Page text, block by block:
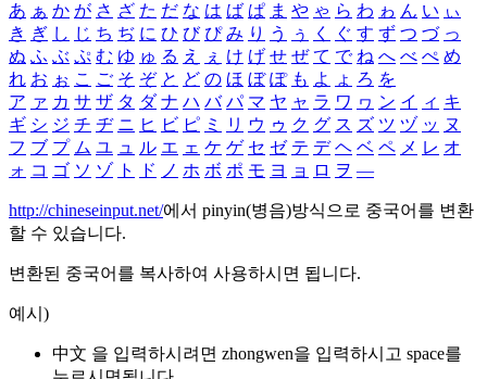
あ ぁ か が さ ざ た だ な は ば ぱ ま や ゃ ら わ ゎ ん い ぃ
き ぎ し じ ち ぢ に ひ び ぴ み り う ぅ く ぐ す ず つ づ っ
ぬ ふ ぶ ぷ む ゆ ゅ る え ぇ け げ せ ぜ て で ね へ べ ぺ め
れ お ぉ こ ご そ ぞ と ど の ほ ぼ ぽ も よ ょ ろ を
ア ァ カ サ ザ タ ダ ナ ハ バ パ マ ヤ ャ ラ ワ ヮ ン イ ィ キ
ギ シ ジ チ ヂ ニ ヒ ビ ピ ミ リ ウ ゥ ク グ ス ズ ツ ヅ ッ ヌ
フ ブ プ ム ユ ュ ル エ ェ ケ ゲ セ ゼ テ デ ヘ ベ ペ メ レ オ
ォ コ ゴ ソ ゾ ト ド ノ ホ ボ ポ モ ヨ ョ ロ ヲ ―
http://chineseinput.net/에서 pinyin(병음)방식으로 중국어를 변환
할 수 있습니다.
변환된 중국어를 복사하여 사용하시면 됩니다.
예시)
中文 을 입력하시려면 zhongwen을 입력하시고 space를